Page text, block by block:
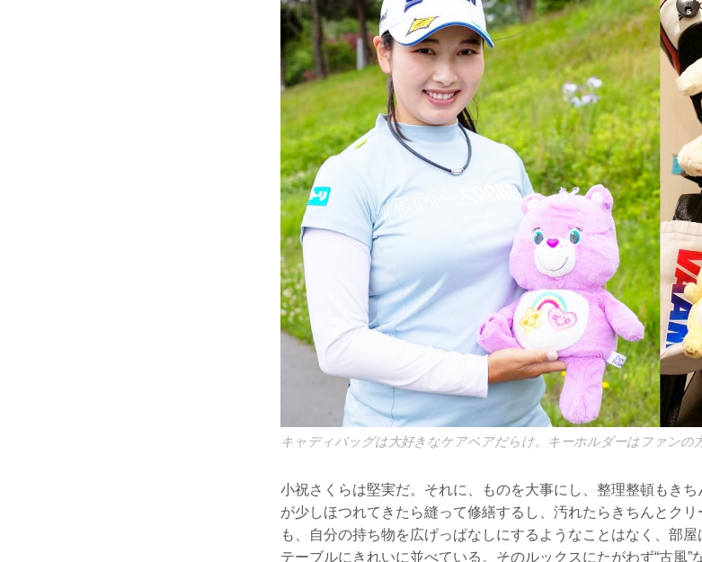
キャディバッグは大好きなケアベアだらけ。キーホルダーはファンの
小祝さくらは堅実だ。それに、ものを大事にし、整理整頓もき
が少しほつれてきたら縫って修繕するし、汚れたらきちんとク
も、自分の持ち物を広げっぱなしにするようなことはなく、部
テーブルにきれいに並べている。そのルックスにたがわず“古風